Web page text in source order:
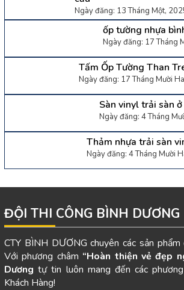
Ngày đăng: 13 Tháng Một,
ốp tường nhựa
Ngày đăng: 17 Tháng
Tấm Ốp Tường Than
Ngày đăng: 17 Tháng Mười
Sàn vinyl trải sàn
Ngày đăng: 4 Tháng
Thảm nhựa trải sàn
Ngày đăng: 4 Tháng Mười
ĐỘI THI CÔNG BÌNH DƯƠNG
CTY BÌNH DƯƠNG chuyên các sản phẩm
Với phương châm “Hoàn thiện vẻ đẹp
Dươngtự tin luôn mang đến các
Khách Hàng!